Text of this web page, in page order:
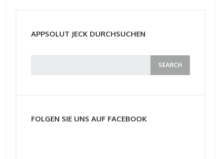
APPSOLUT JECK DURCHSUCHEN
FOLGEN SIE UNS AUF FACEBOOK